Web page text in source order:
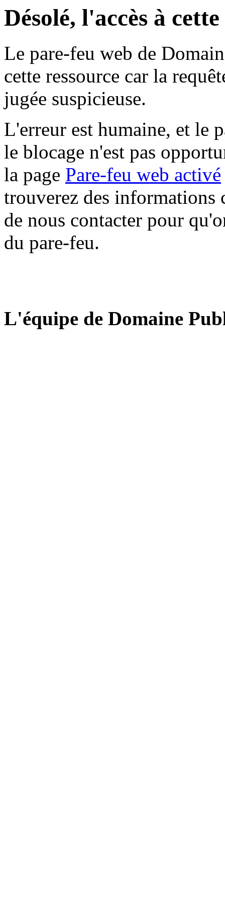
Désolé, l'accès à
Le pare-feu web de
cette ressource car la
jugée suspicieuse.
L'erreur est humaine, et le
le blocage n'est pas
la page Pare-feu web activé
trouverez des informations
de nous contacter pour
du pare-feu.
L'équipe de Domaine